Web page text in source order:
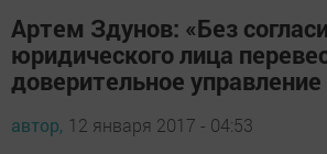
Артем Здунов: «Без
юридического лица
доверительное
автор, 12 января 2017 - 04:53